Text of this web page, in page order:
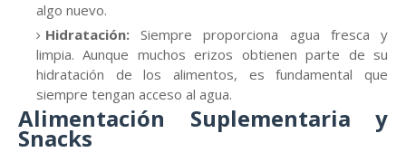
algo nuevo.
Hidratación: Siempre proporciona agua fresca y
limpia. Aunque muchos erizos obtienen parte de su
hidratación de los alimentos, es fundamental que
siempre tengan acceso al agua.
Alimentación Suplementaria y
Snacks